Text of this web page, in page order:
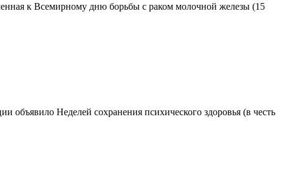
к Всемирному дню борьбы с раком молочной железы (15
объявило Неделей сохранения психического здоровья (в честь